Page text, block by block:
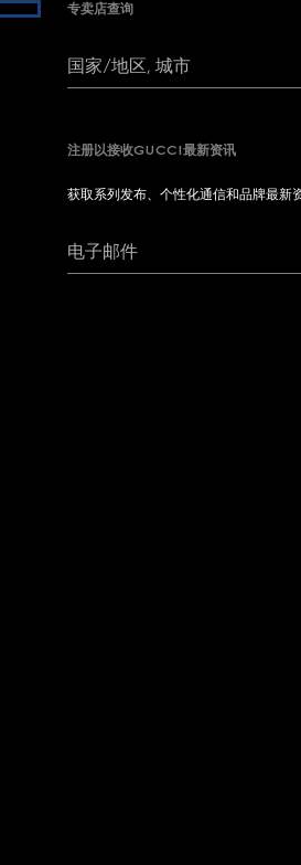
专卖店查询
国家/地区, 城市
注册以接收GUCCI最新资讯
获取系列发布、个性化通信和品牌最新
电子邮件